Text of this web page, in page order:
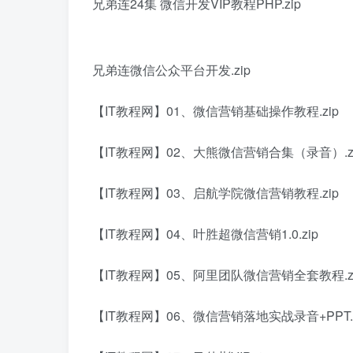
兄弟连24集 微信开发VIP教程PHP.zip
兄弟连微信公众平台开发.zip
【IT教程网】01、微信营销基础操作教程.zip
【IT教程网】02、大熊微信营销合集（录音）
【IT教程网】03、启航学院微信营销教程.zip
【IT教程网】04、叶胜超微信营销1.0.zip
【IT教程网】05、阿里团队微信营销全套教程
【IT教程网】06、微信营销落地实战录音